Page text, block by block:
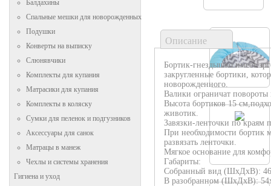
Балдахины
Спальные мешки для новорожденных
Подушки
Конверты на выписку
Слюнявчики
Комплекты для купания
Матрасики для купания
Комплекты в коляску
Сумки для пеленок и подгузников
Аксессуары для санок
Матрацы в манеж
Чехлы и системы хранения
Гигиена и уход
Описание
Бортик-гнездышко имеет
закругленные бортики,
новорожденного.
Валики ограничат
Высота бортиков 15
животик.
Завязки-ленточки по краям
При необходимости бортик
развязать ленточки.
Мягкое основание для
Габариты:
Собранный вид (ШхДхВ):
В разобранном (ШхДхВ):